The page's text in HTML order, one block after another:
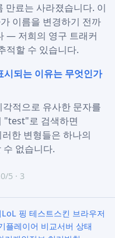
만료는 사라졌습니다. 이
이름을 변경하기 전까
— 저희의 영구 트래커
적할 수 있습니다.
시되는 이유는 무엇인가
적으로 유사한 문자를
"test"로 검색하면
한 변형들은 하나의
없습니다.
5 · 3
LoL 핑 테스트스킨 브라우저
플레이어 비교서버 상태